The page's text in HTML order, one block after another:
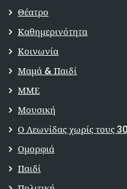
Θέατρο
Καθημερινότητα
Κοινωνία
Μαμά & Παιδί
ΜΜΕ
Μουσική
Ο Λεωνίδας χωρίς τους
Ομορφιά
Παιδί